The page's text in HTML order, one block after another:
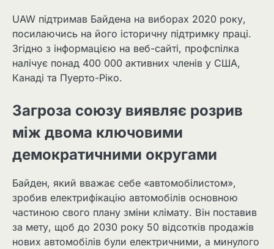
UAW підтримав Байдена на виборах 2020 року,
посилаючись на його історичну підтримку праці.
Згідно з інформацією на веб-сайті, профспілка
налічує понад 400 000 активних членів у США,
Канаді та Пуерто-Ріко.
Загроза союзу виявляє розрив
між двома ключовими
демократичними округами
Байден, який вважає себе «автомобілистом»,
зробив електрифікацію автомобілів основною
частиною свого плану зміни клімату. Він поставив
за мету, щоб до 2030 року 50 відсотків продажів
нових автомобілів були електричними, а минулого